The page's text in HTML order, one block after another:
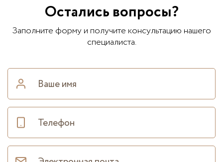
Остались вопросы?
Заполните форму и получите консультацию нашего
специалиста.